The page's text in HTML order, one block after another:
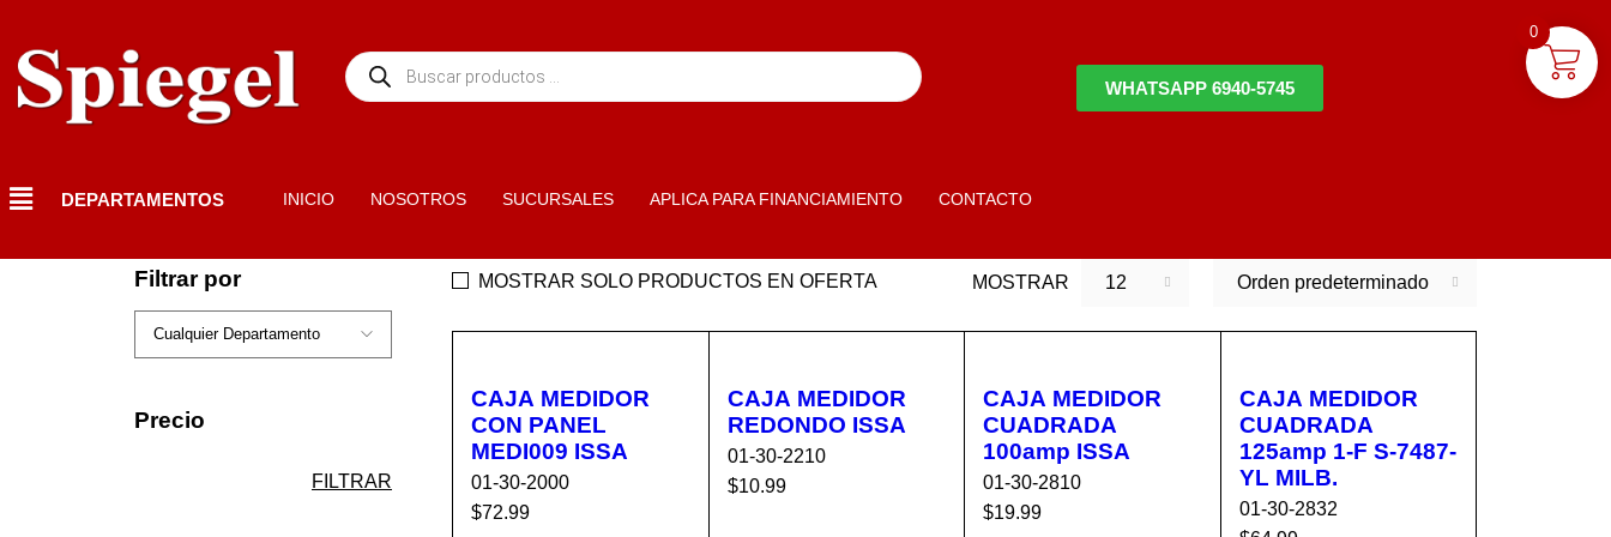
WHATSAPP 6940-5745
DEPARTAMENTOS INICIO NOSOTROS SUCURSALES APLICA PARA FINANCIAMIENTO CONTACTO
Filtrar por
Precio
FILTRAR
Orden predeterminado
MOSTRAR 12
MOSTRAR SOLO PRODUCTOS EN OFERTA
CAJA MEDIDOR
CON PANEL
MEDI009 ISSA
01-30-2000
$72.99
CAJA MEDIDOR
REDONDO ISSA
01-30-2210
$10.99
CAJA MEDIDOR
CUADRADA
100amp ISSA
01-30-2810
$19.99
CAJA MEDIDOR
CUADRADA
125amp 1-F S-7487-
YL MILB.
01-30-2832
0